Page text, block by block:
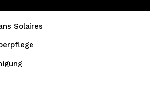
Solaires